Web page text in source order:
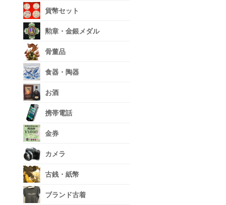
貨幣セット
勲章・金銀メダル
骨董品
食器・陶器
お酒
携帯電話
金券
カメラ
古銭・紙幣
ブランド古着